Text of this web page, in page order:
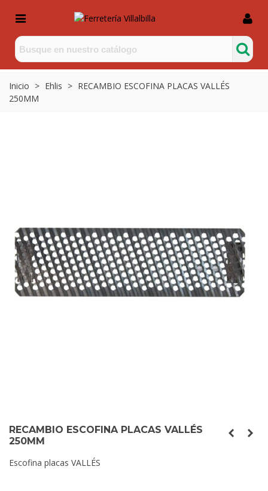
Inicio > Ehlis > RECAMBIO ESCOFINA PLACAS VALLÉS
250MM
RECAMBIO ESCOFINA PLACAS VALLÉS
250MM
Escofina placas VALLÉS